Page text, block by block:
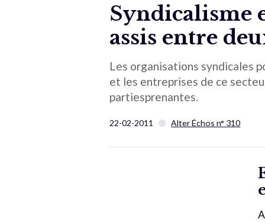
Syndicalisme
assis entre
Les organisations syndicales
et les entreprises de ce
partiesprenantes.
22-02-2011 Alter Échos n° 310